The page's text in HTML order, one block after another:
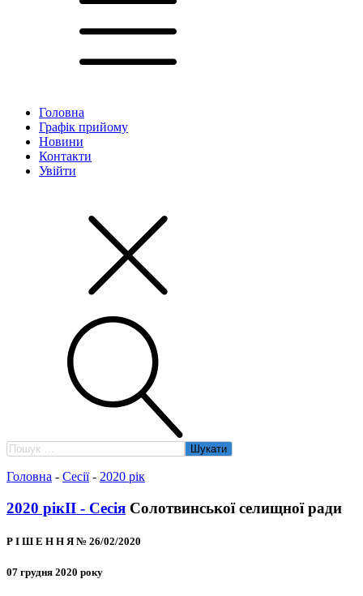
Головна
Графік прийому
Новини
Контакти
Увійти
Пошук:
Головна - Сесії- 2020 рік
2020 рікII - Сесія Солотвинської селищної ради
Р І Ш Е Н Н Я № 26/02/2020
07 грудня 2020 року